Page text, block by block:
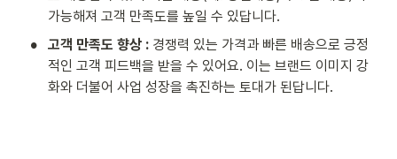
가능해져 고객 만족도를 높일 수 있답니다.
• 고객 만족도 향상 : 경쟁력 있는 가격과 빠른 배송으로 긍정
적인 고객 피드백을 받을 수 있어요. 이는 브랜드 이미지 강
화와 더불어 사업 성장을 촉진하는 토대가 된답니다.